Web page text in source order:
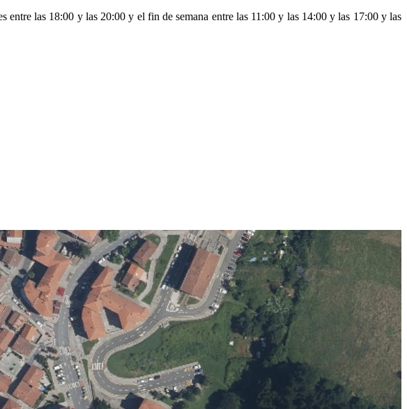
las 18:00 y las 20:00 y el fin de semana entre las 11:00 y las 14:00 y las 17:00 y las